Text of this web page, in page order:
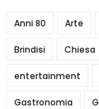
Anni 80 Arte
Brindisi Chiesa
entertainment
Gastronomia